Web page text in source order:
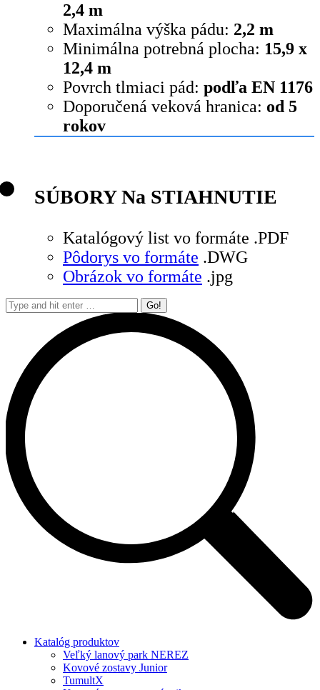
2,4 m
Maximálna výška pádu: 2,2 m
Minimálna potrebná plocha: 15,9 x
12,4 m
Povrch tlmiaci pád: podľa EN 1176
Doporučená veková hranica: od 5
rokov
SÚBORY Na STIAHNUTIE
Katalógový list vo formáte .PDF
Pôdorys vo formáte .DWG
Obrázok vo formáte .jpg
Search:
Katalóg produktov
Veľký lanový park NEREZ
Kovové zostavy Junior
TumultX